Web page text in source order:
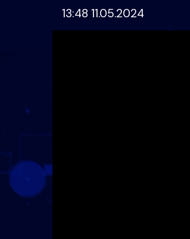
13:48 11.05.2024